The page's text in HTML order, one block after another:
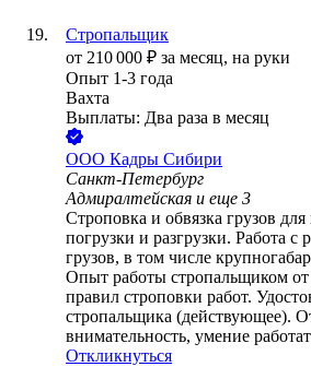
Стропальщик
от 210 000 ₽ за месяц, на руки
Опыт 1-3 года
Вахта
Выплаты: Два раза в месяц
ООО Кадры Сибири
Санкт-Петербург
Адмиралтейская и еще 3
Строповка и обвязка грузов
погрузки и разгрузки. Работа
грузов, в том числе
Опыт работы стропальщиком от
правил строповки работ.
стропальщика (действующее).
внимательность, умение
Откликнуться